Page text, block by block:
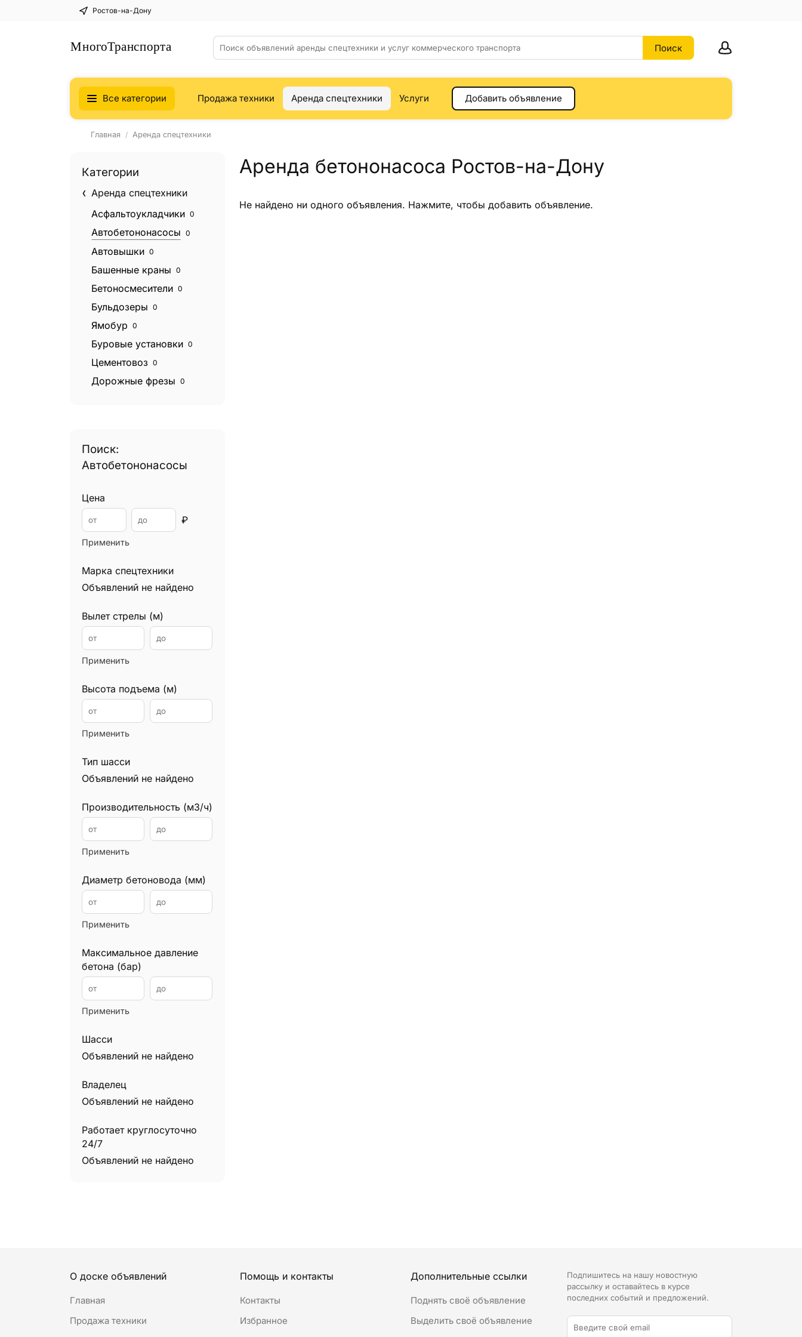
Ростов-на-Дону
Все категории Продажа техники Аренда спецтехники Услуги Добавить объявление
Главная Аренда спецтехники
Категории
Аренда спецтехники
Асфальтоукладчики 0
Автобетононасосы 0
Автовышки 0
Башенные краны 0
Бетоносмесители 0
Бульдозеры 0
Ямобур 0
Буровые установки 0
Цементовоз 0
Дорожные фрезы 0
Эвакуаторы
Гудронаторы 0
Илососы
Автокраны 0
Мини экскаваторы
Минипогрузчики
Мусоровозы
Уборочные машины
Вилочные погрузчики
Ричтраки
Телескопические погрузчики 0
Трактора
Трубоукладчики 0
Поиск:
Автобетононасосы
Цена
₽
Применить
Марка спецтехники
Объявлений не найдено
Вылет стрелы (м)
Применить
Высота подъема (м)
Применить
Тип шасси
Объявлений не найдено
Производительность (м3/ч)
Применить
Диаметр бетоновода (мм)
Применить
Максимальное давление
бетона (бар)
Применить
Шасси
Объявлений не найдено
Владелец
Объявлений не найдено
Работает круглосуточно
24/7
Объявлений не найдено
Аренда бетононасоса Ростов-на-Дону
Не найдено ни одного объявления. Нажмите, чтобы добавить объявление.
Подпишитесь на нашу новостную
рассылку и оставайтесь в курсе
последних событий и предложений.
О доске объявлений
Главная
Продажа техники
Помощь и контакты
Контакты
Избранное
Дополнительные ссылки
Поднять своё объявление
Выделить своё объявление